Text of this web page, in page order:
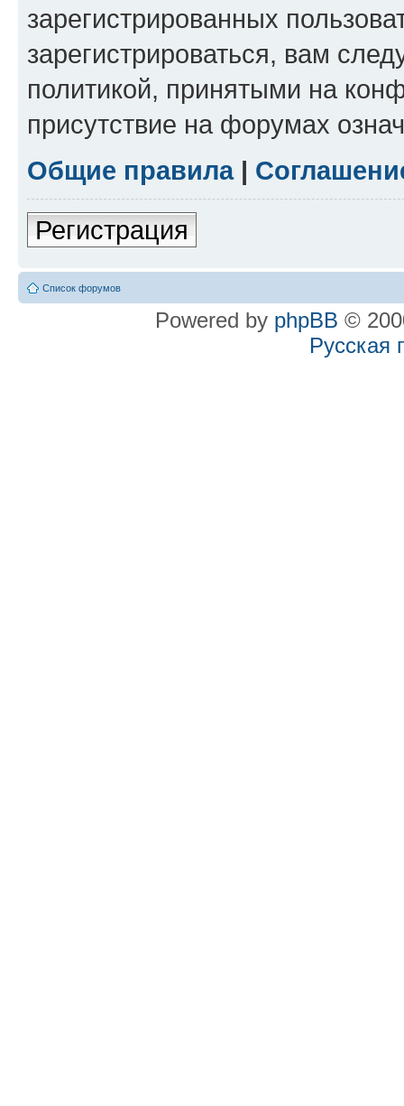
зарегистрированных
зарегистрироваться, вам
политикой, принятыми на
присутствие на форумах
Общие правила|
Регистрация
Список форумов
Powered by phpBB ©
Русская